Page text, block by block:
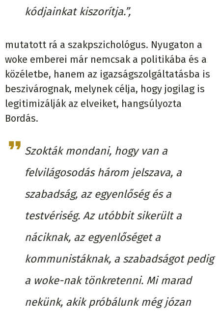
kódjainkat kiszorítja.”,
mutatott rá a szakpszichológus. Nyugaton a
woke emberei már nemcsak a politikába és a
közéletbe, hanem az igazságszolgáltatásba is
beszivárognak, melynek célja, hogy jogilag is
legitimizálják az elveiket, hangsúlyozta
Bordás.
Szokták mondani, hogy van a
felvilágosodás három jelszava, a
szabadság, az egyenlőség és a
testvériség. Az utóbbit sikerült a
náciknak, az egyenlőséget a
kommunistáknak, a szabadságot pedig
a woke-nak tönkretenni. Mi marad
nekünk, akik próbálunk még józan